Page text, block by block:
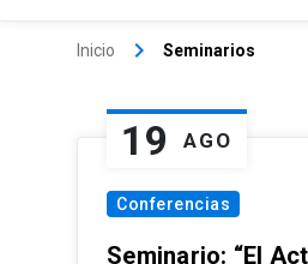
Inicio keyboard_arrow_right Seminarios
19 AGO
Conferencias
Seminario: “El